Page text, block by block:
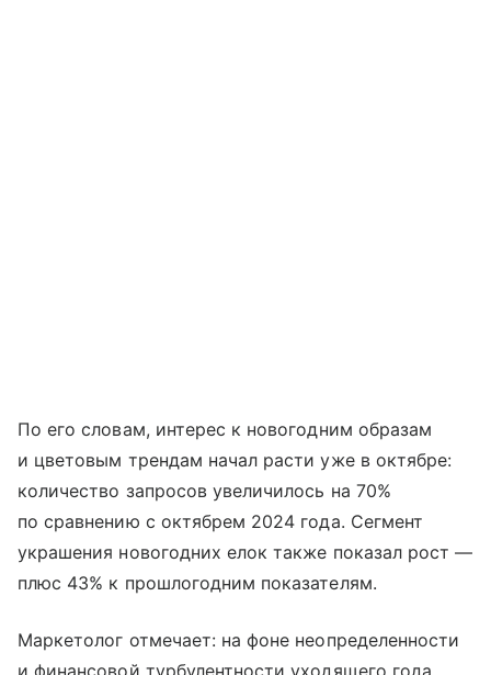
По его словам, интерес к новогодним образам
и цветовым трендам начал расти уже в октябре:
количество запросов увеличилось на 70%
по сравнению с октябрем 2024 года. Сегмент
украшения новогодних елок также показал рост —
плюс 43% к прошлогодним показателям.
Маркетолог отмечает: на фоне неопределенности
и финансовой турбулентности уходящего года